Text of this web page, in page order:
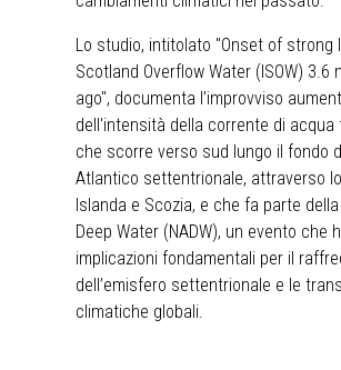
Lo studio, intitolato "Onset of strong
Scotland Overflow Water (ISOW) 3.6
ago", documenta l’improvviso
dell'intensità della corrente di acqua
che scorre verso sud lungo il fondo
Atlantico settentrionale, attraverso
Islanda e Scozia, e che fa parte
Deep Water (NADW), un evento che
implicazioni fondamentali per il
dell’emisfero settentrionale e le
climatiche globali.